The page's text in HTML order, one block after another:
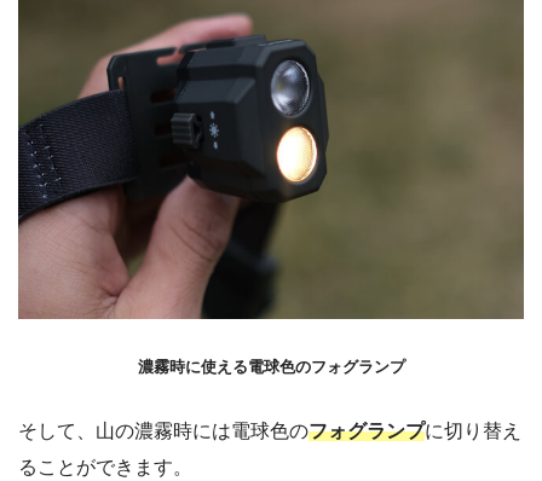
濃霧時に使える電球色のフォグランプ
そして、山の濃霧時には電球色のフォグランプに切り替え
ることができます。